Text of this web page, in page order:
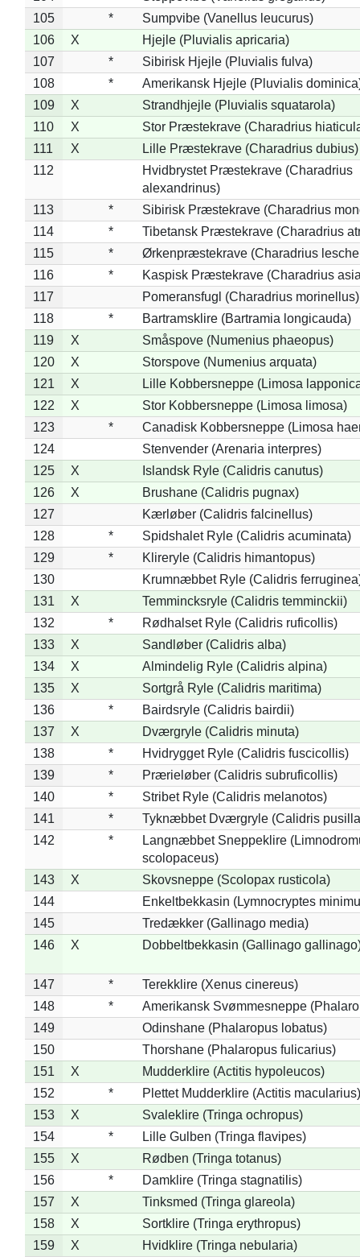
105
*
Sumpvibe (Vanellus leucurus)
106
X
Hjejle (Pluvialis apricaria)
107
*
Sibirisk Hjejle (Pluvialis fulva)
108
*
Amerikansk Hjejle (Pluvialis
109
X
Strandhjejle (Pluvialis squatarola)
110
X
Stor Præstekrave (Charadrius
111
X
Lille Præstekrave (Charadrius dubius)
112
Hvidbrystet Præstekrave (Charadrius
alexandrinus)
113
*
Sibirisk Præstekrave (Charadrius
114
*
Tibetansk Præstekrave (Charadrius
115
*
Ørkenpræstekrave (Charadrius
116
*
Kaspisk Præstekrave (Charadrius
117
Pomeransfugl (Charadrius morinellus)
118
*
Bartramsklire (Bartramia longicauda)
119
X
Småspove (Numenius phaeopus)
120
X
Storspove (Numenius arquata)
121
X
Lille Kobbersneppe (Limosa
122
X
Stor Kobbersneppe (Limosa limosa)
123
*
Canadisk Kobbersneppe (Limosa
124
Stenvender (Arenaria interpres)
125
X
Islandsk Ryle (Calidris canutus)
126
X
Brushane (Calidris pugnax)
127
Kærløber (Calidris falcinellus)
128
*
Spidshalet Ryle (Calidris acuminata)
129
*
Klireryle (Calidris himantopus)
130
Krumnæbbet Ryle (Calidris
131
X
Temmincksryle (Calidris temminckii)
132
*
Rødhalset Ryle (Calidris ruficollis)
133
X
Sandløber (Calidris alba)
134
X
Almindelig Ryle (Calidris alpina)
135
X
Sortgrå Ryle (Calidris maritima)
136
*
Bairdsryle (Calidris bairdii)
137
X
Dværgryle (Calidris minuta)
138
*
Hvidrygget Ryle (Calidris fuscicollis)
139
*
Prærieløber (Calidris subruficollis)
140
*
Stribet Ryle (Calidris melanotos)
141
*
Tyknæbbet Dværgryle (Calidris
142
*
Langnæbbet Sneppeklire
scolopaceus)
143
X
Skovsneppe (Scolopax rusticola)
144
Enkeltbekkasin (Lymnocryptes
145
Tredækker (Gallinago media)
146
X Dobbeltbekkasin (Gallinago
147 *
Terekklire (Xenus cinereus)
148
*
Amerikansk Svømmesneppe
149
Odinshane (Phalaropus lobatus)
150
Thorshane (Phalaropus fulicarius)
151
X
Mudderklire (Actitis hypoleucos)
152
*
Plettet Mudderklire (Actitis macularius)
153
X
Svaleklire (Tringa ochropus)
154
*
Lille Gulben (Tringa flavipes)
155
X
Rødben (Tringa totanus)
156
*
Damklire (Tringa stagnatilis)
157
X
Tinksmed (Tringa glareola)
158
X
Sortklire (Tringa erythropus)
159
X
Hvidklire (Tringa nebularia)